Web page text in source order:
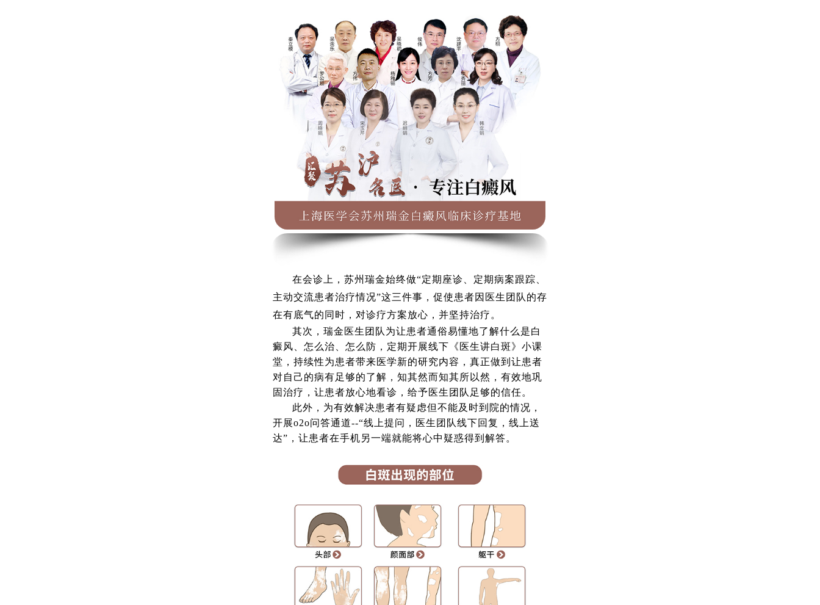
在会诊上，苏州瑞金始终做“定期座诊、定期病案跟踪、
主动交流患者治疗情况”这三件事，促使患者因医生团队的存
在有底气的同时，对诊疗方案放心，并坚持治疗。
其次，瑞金医生团队为让患者通俗易懂地了解什么是白
癜风、怎么治、怎么防，定期开展线下《医生讲白斑》小课
堂，持续性为患者带来医学新的研究内容，真正做到让患者
对自己的病有足够的了解，知其然而知其所以然，有效地巩
固治疗，让患者放心地看诊，给予医生团队足够的信任。
此外，为有效解决患者有疑虑但不能及时到院的情况，
开展o2o问答通道--“线上提问，医生团队线下回复，线上送
达”，让患者在手机另一端就能将心中疑惑得到解答。